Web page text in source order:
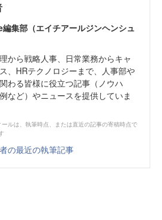
集部（エイチアールジンヘンシュ
から戦略人事、日常業務からキャ
、HRテクノロジーまで、人事部や
わる皆様に役立つ記事（ノウハ
など）やニュースを提供していま
ルは、執筆時点、または直近の記事の寄稿時点で
の最近の執筆記事